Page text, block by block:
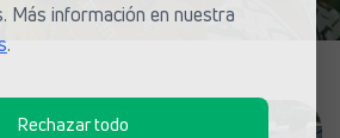
Más información en nuestra
.
Rechazar todo